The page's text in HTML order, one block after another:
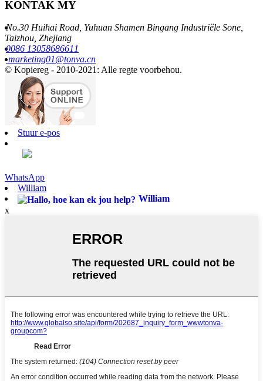
KONTAK MY
No.30 Huihai Road, Yuhuan Shamen Bingang Industriële Sone,
Taizhou, Zhejiang
0086 13058686611
marketing01@tonva.cn
© Kopiereg - 2010-2021: Alle regte voorbehou.
Stuur e-pos
WhatsApp
William
William
x